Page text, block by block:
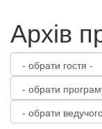
Архів